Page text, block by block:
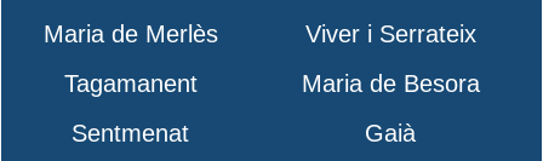
Maria de Merlès
Viver i Serrateix
Tagamanent
Maria de Besora
Sentmenat
Gaià